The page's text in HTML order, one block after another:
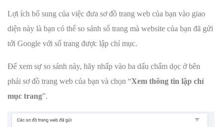
Lợi ích bổ sung của việc đưa sơ đồ trang web của bạn vào giao
diện này là bạn có thể so sánh số trang mà website của bạn đã gửi
tới Google với số trang được lập chỉ mục.
Để xem sự so sánh này, hãy nhấp vào ba dấu chấm dọc ở bên
phải sơ đồ trang web của bạn và chọn “Xem thông tin lập chỉ
mục trang”.